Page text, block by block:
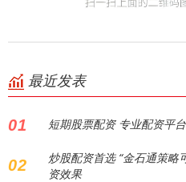
最近发表
01 短期股票配资 专业配资平
02
炒股配资首选 “金石通策略
资效果